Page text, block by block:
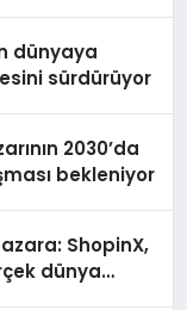
dünyaya
sürdürüyor
2030’da
bekleniyor
ShopinX,
dünya